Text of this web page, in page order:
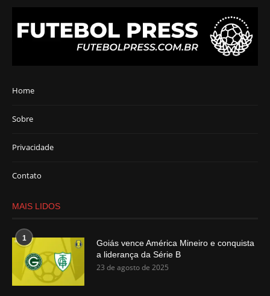
Home
Sobre
Privacidade
Contato
MAIS LIDOS
1
Goiás vence América Mineiro e conquista
a liderança da Série B
23 de agosto de 2025